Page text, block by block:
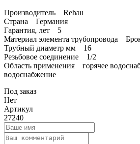
Производитель Rehau
Страна Германия
Гарантия, лет 5
Материал элемента трубопровода
Трубный диаметр мм 16
Резьбовое соединение 1/2
Область применения горячее
водоснабжение
Под заказ
Нет
Артикул
27240